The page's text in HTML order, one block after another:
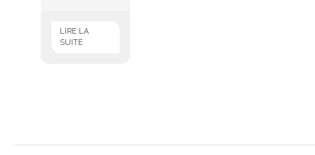
LIRE LA
SUITE